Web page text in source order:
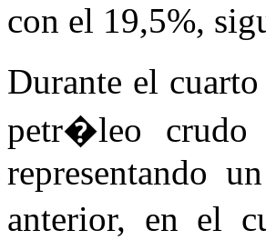
con el 19,5%,
Durante el
petr�leo crudo
representando
anterior, en el